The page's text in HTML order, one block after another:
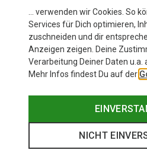
… verwenden wir Cookies. So
Services für Dich optimieren,
zuschneiden und dir
Anzeigen zeigen. Deine
Verarbeitung Deiner Daten u.a.
Mehr Infos findest Du auf der
NICHT